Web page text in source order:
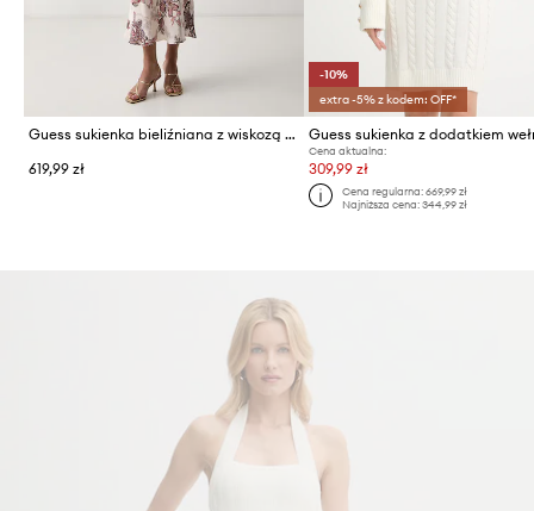
Guess sukienka bieliźniana z wiskozą AKILINA
619,99 zł
-10%
extra -5% z kodem: OFF*
Cena aktualna:
309,99 zł
Cena regularna: 669,99 zł
Najniższa cena: 344,99 zł